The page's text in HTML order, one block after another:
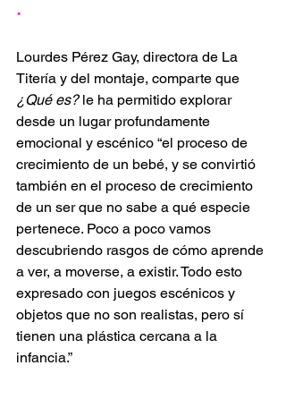
·
Lourdes Pérez Gay, directora de La
Titería y del montaje, comparte que
¿Qué es? le ha permitido explorar
desde un lugar profundamente
emocional y escénico “el proceso de
crecimiento de un bebé, y se convirtió
también en el proceso de crecimiento
de un ser que no sabe a qué especie
pertenece. Poco a poco vamos
descubriendo rasgos de cómo aprende
a ver, a moverse, a existir. Todo esto
expresado con juegos escénicos y
objetos que no son realistas, pero sí
tienen una plástica cercana a la
infancia.”